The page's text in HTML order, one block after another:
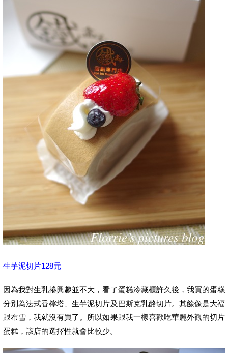
生芋泥切片128元
因為我對生乳捲興趣並不大，看了蛋糕冷藏櫃許久後，我買的蛋糕
分別為法式香檸塔、生芋泥切片及巴斯克乳酪切片。其餘像是大福
跟布雪，我就沒有買了。所以如果跟我一樣喜歡吃華麗外觀的切片
蛋糕，該店的選擇性就會比較少。